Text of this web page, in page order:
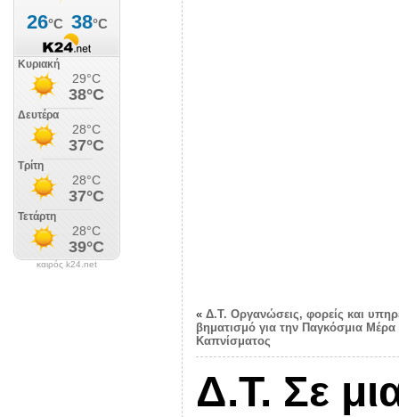
καιρός k24.net
« Δ.Τ. Οργανώσεις, φορείς και
βηματισμό για την Παγκόσμια Μέρα
Καπνίσματος
Δ.Τ. Σε